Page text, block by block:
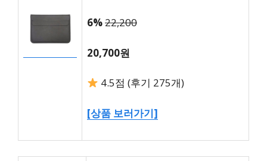
6%22,200
20,700원
4.5점 (후기 275개)
[상품 보러가기]